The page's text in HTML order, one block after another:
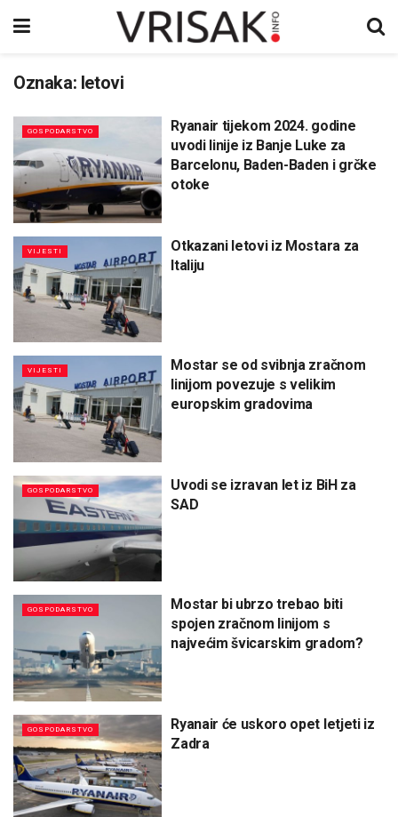
Oznaka: letovi
GOSPODARSTVO
Ryanair tijekom 2024. godine
uvodi linije iz Banje Luke za
Barcelonu, Baden-Baden i grčke
otoke
VIJESTI
Otkazani letovi iz Mostara za
Italiju
VIJESTI
Mostar se od svibnja zračnom
linijom povezuje s velikim
europskim gradovima
GOSPODARSTVO
Uvodi se izravan let iz BiH za
SAD
GOSPODARSTVO
Mostar bi ubrzo trebao biti
spojen zračnom linijom s
najvećim švicarskim gradom?
GOSPODARSTVO
Ryanair će uskoro opet letjeti iz
Zadra